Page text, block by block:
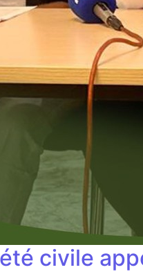
civile